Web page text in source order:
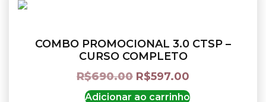
COMBO PROMOCIONAL 3.0 CTSP –
CURSO COMPLETO
R$690.00 R$597.00
Adicionar ao carrinho